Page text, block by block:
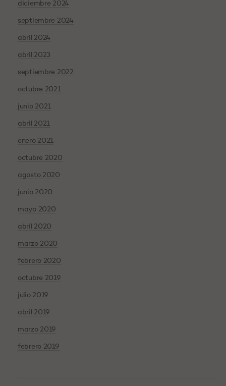
diciembre 2024
septiembre 2024
abril 2024
abril 2023
septiembre 2022
octubre 2021
junio 2021
abril 2021
enero 2021
octubre 2020
agosto 2020
junio 2020
mayo 2020
abril 2020
marzo 2020
febrero 2020
octubre 2019
julio 2019
abril 2019
marzo 2019
febrero 2019